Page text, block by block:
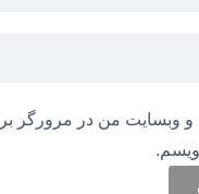
و وبسایت من در مرورگر